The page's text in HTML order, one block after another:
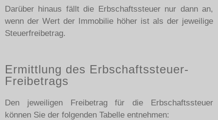
Darüber hinaus fällt die Erbschaftssteuer nur dann an,
wenn der Wert der Immobilie höher ist als der jeweilige
Steuerfreibetrag.
Ermittlung des Erbschaftssteuer-
Freibetrags
Den jeweiligen Freibetrag für die Erbschaftssteuer
können Sie der folgenden Tabelle entnehmen: